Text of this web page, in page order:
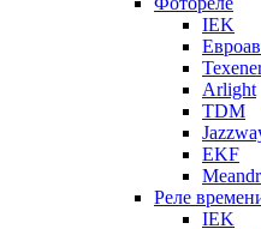
IEK
Arlight
TDM
EKF
Meandr
Реле
IEK